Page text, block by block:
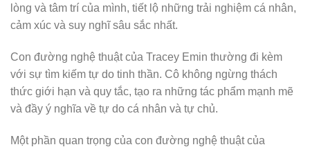
lòng và tâm trí của mình, tiết lộ những trải nghiệm cá nhân,
cảm xúc và suy nghĩ sâu sắc nhất.
Con đường nghệ thuật của Tracey Emin thường đi kèm
với sự tìm kiếm tự do tinh thần. Cô không ngừng thách
thức giới hạn và quy tắc, tạo ra những tác phẩm mạnh mẽ
và đầy ý nghĩa về tự do cá nhân và tự chủ.
Một phần quan trọng của con đường nghệ thuật của